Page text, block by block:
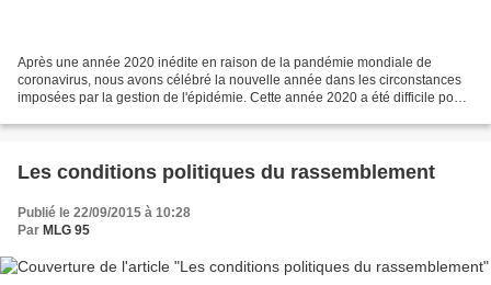
Après une année 2020 inédite en raison de la pandémie mondiale de
coronavirus, nous avons célébré la nouvelle année dans les circonstances
imposées par la gestion de l'épidémie. Cette année 2020 a été difficile pour
Les conditions politiques du rassemblement
Publié le 22/09/2015 à 10:28
Par MLG 95